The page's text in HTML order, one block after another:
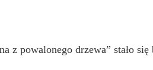
z powalonego drzewa” stało się